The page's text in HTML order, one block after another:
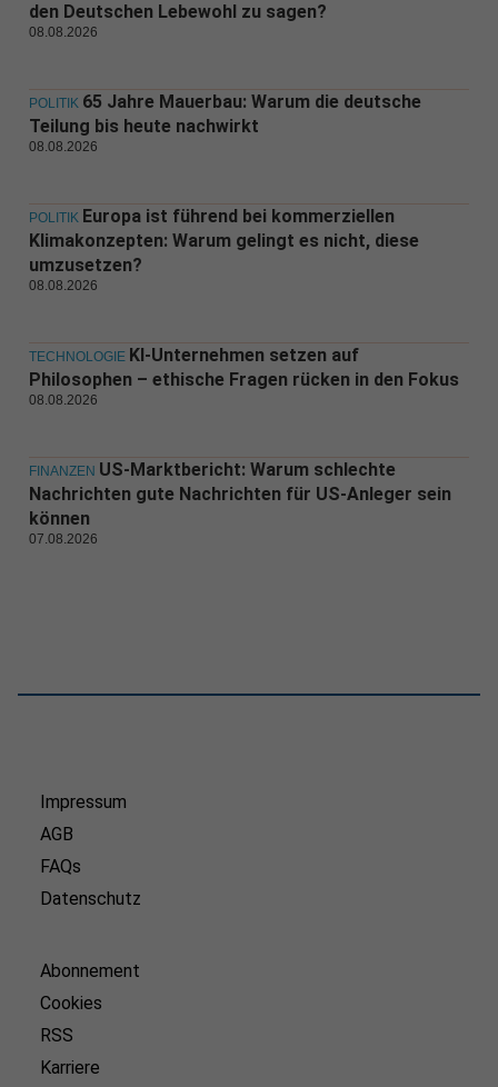
den Deutschen Lebewohl zu sagen?
08.08.2026
POLITIK 65 Jahre Mauerbau: Warum die deutsche
Teilung bis heute nachwirkt
08.08.2026
POLITIK Europa ist führend bei kommerziellen
Klimakonzepten: Warum gelingt es nicht, diese
umzusetzen?
08.08.2026
TECHNOLOGIE KI-Unternehmen setzen auf
Philosophen – ethische Fragen rücken in den Fokus
08.08.2026
FINANZEN US-Marktbericht: Warum schlechte
Nachrichten gute Nachrichten für US-Anleger sein
können
07.08.2026
Impressum
AGB
FAQs
Datenschutz
Abonnement
Cookies
RSS
Karriere